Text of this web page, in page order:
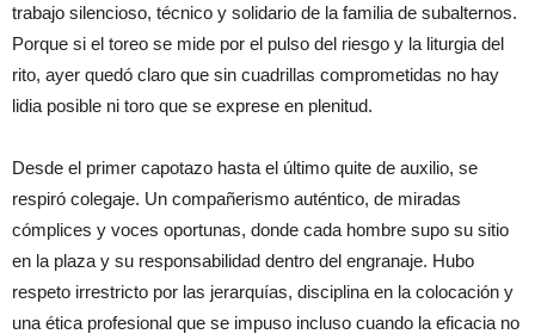
trabajo silencioso, técnico y solidario de la familia de subalternos.
Porque si el toreo se mide por el pulso del riesgo y la liturgia del
rito, ayer quedó claro que sin cuadrillas comprometidas no hay
lidia posible ni toro que se exprese en plenitud.
Desde el primer capotazo hasta el último quite de auxilio, se
respiró colegaje. Un compañerismo auténtico, de miradas
cómplices y voces oportunas, donde cada hombre supo su sitio
en la plaza y su responsabilidad dentro del engranaje. Hubo
respeto irrestricto por las jerarquías, disciplina en la colocación y
una ética profesional que se impuso incluso cuando la eficacia no